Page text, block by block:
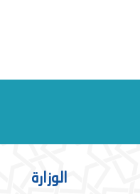
الوزارة